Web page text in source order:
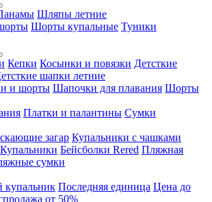
Шляпы летние
Шорты купальные Туники
Кепки Косынки и повязки Детсткие
шапки летние
и шорты Шапочки для плавания Шорты
Платки и палантины Сумки
загар Купальники с чашками
Купальники Бейсболки Rered Пляжная
сумки
купальник Последняя единица Цена до
от 50%